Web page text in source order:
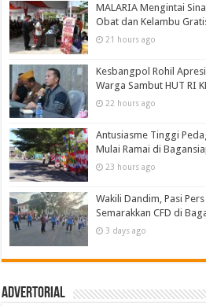
MALARIA Mengintai
Obat dan Kelambu
21 hours ago
Kesbangpol Rohil
Warga Sambut HUT RI
22 hours ago
Antusiasme Tinggi
Mulai Ramai di
23 hours ago
Wakili Dandim, Pasi
Semarakkan CFD di
3 days ago
Advertorial